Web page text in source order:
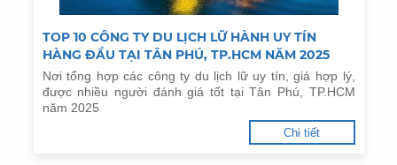
TOP 10 CÔNG TY DU LỊCH LỮ HÀNH UY TÍN
HÀNG ĐẦU TẠI TÂN PHÚ, TP.HCM NĂM 2025
Nơi tổng hợp các công ty du lịch lữ uy tín, giá hợp lý,
được nhiều người đánh giá tốt tại Tân Phú, TP.HCM
năm 2025
Chi tiết